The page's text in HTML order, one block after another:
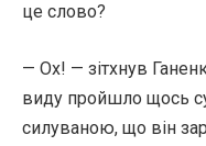
це слово?
— Ох! — зітхнув
виду пройшло щось
силуваною, що він